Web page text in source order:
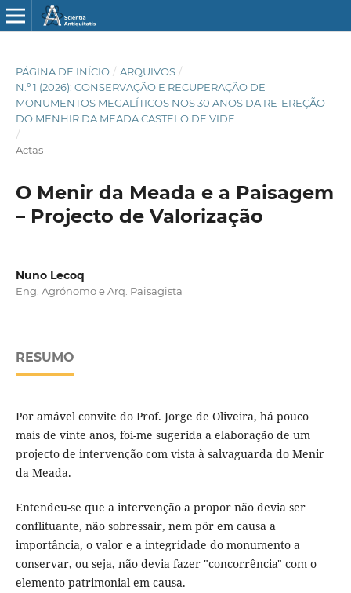
PÁGINA DE INÍCIO / ARQUIVOS /
N.º 1 (2026): CONSERVAÇÃO E RECUPERAÇÃO DE
MONUMENTOS MEGALÍTICOS NOS 30 ANOS DA RE-EREÇÃO
DO MENHIR DA MEADA CASTELO DE VIDE
/
Actas
O Menir da Meada e a Paisagem
– Projecto de Valorização
Nuno Lecoq
Eng. Agrónomo e Arq. Paisagista
RESUMO
Por amável convite do Prof. Jorge de Oliveira, há pouco
mais de vinte anos, foi-me sugerida a elaboração de um
projecto de intervenção com vista à salvaguarda do Menir
da Meada.
Entendeu-se que a intervenção a propor não devia ser
conflituante, não sobressair, nem pôr em causa a
importância, o valor e a integridade do monumento a
conservar, ou seja, não devia fazer "concorrência" com o
elemento patrimonial em causa.